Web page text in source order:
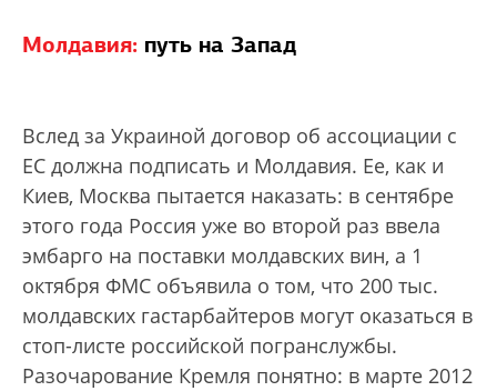
Молдавия: путь на Запад
Вслед за Украиной договор об ассоциации с
ЕС должна подписать и Молдавия. Ее, как и
Киев, Москва пытается наказать: в сентябре
этого года Россия уже во второй раз ввела
эмбарго на поставки молдавских вин, а 1
октября ФМС объявила о том, что 200 тыс.
молдавских гастарбайтеров могут оказаться в
стоп-листе российской погранслужбы.
Разочарование Кремля понятно: в марте 2012